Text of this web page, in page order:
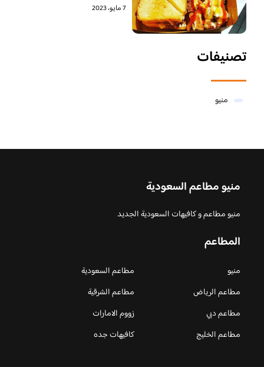
7 مايو، 2023
تصنيفات
منيو
منيو مطاعم السعودية
منيو مطاعم و كافيهات السعودية الجديد
المطاعم
منيو
مطاعم السعودية
مطاعم الرياض
مطاعم الشرقية
مطاعم دبي
زووم الامارات
مطاعم الخليج
كافيهات جده